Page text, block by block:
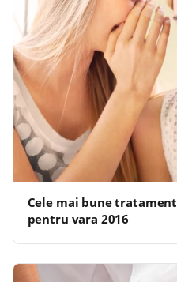
Cele mai bune
pentru vara 2016